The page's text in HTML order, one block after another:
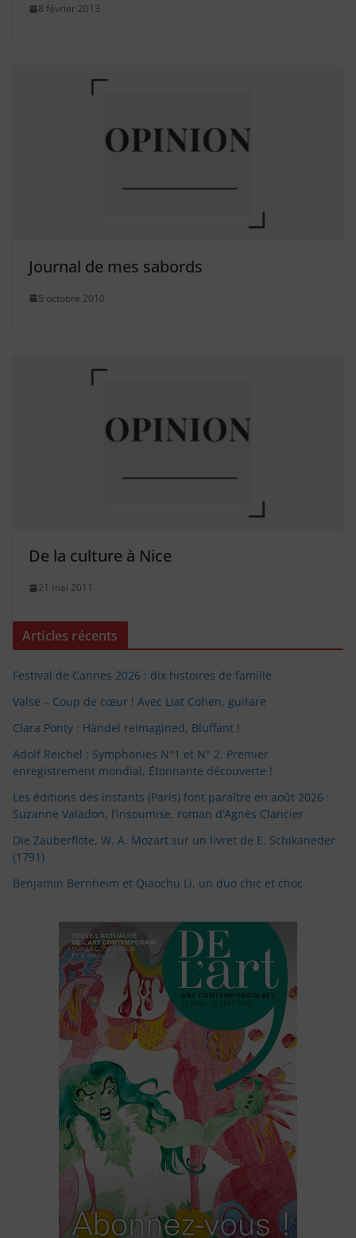
8 février 2013
Journal de mes sabords
5 octobre 2010
De la culture à Nice
21 mai 2011
Articles récents
Festival de Cannes 2026 : dix histoires de famille
Valse – Coup de cœur ! Avec Liat Cohen, guitare
Clara Ponty : Händel reimagined, Bluffant !
Adolf Reichel : Symphonies N°1 et N° 2. Premier
enregistrement mondial, Étonnante découverte !
Les éditions des instants (Paris) font paraître en août 2026 :
Suzanne Valadon, l’insoumise, roman d’Agnès Clancier
Die Zauberflöte, W. A. Mozart sur un livret de E. Schikaneder
(1791)
Benjamin Bernheim et Qiaochu Li, un duo chic et choc